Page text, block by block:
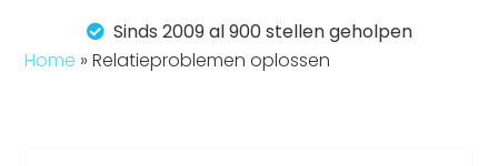
Sinds 2009 al 900 stellen geholpen
Home »Relatieproblemen oplossen